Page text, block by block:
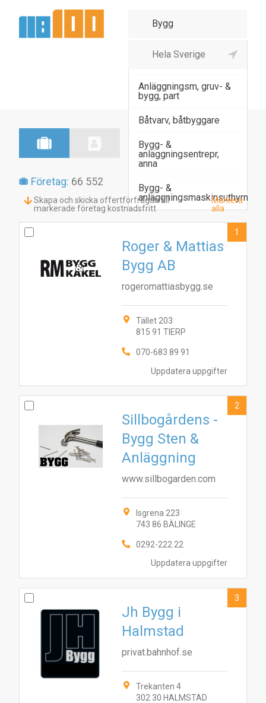
Agenturhandel virke,
Anläggningsm, gruv- &
bygg, part
Båtvarv, båtbyggare
Bygg- &
anläggningsentrepr,
anna
Bygg- &
anläggningsmaskinsuthyrn
Företag: 66 552
Skapa och skicka offertförfrågan till
markerade företag kostnadsfritt
Markera
alla
Uppdatera uppgifter
Roger & Mattias
Bygg AB
rogeromattiasbygg.se
Tället 203
815 91 TIERP
070-683 89 91
1
Uppdatera uppgifter
Sillbogårdens -
Bygg Sten &
Anläggning
www.sillbogarden.com
Isgrena 223
743 86 BÄLINGE
0292-222 22
2
Jh Bygg i
Halmstad
privat.bahnhof.se
Trekanten 4
302 30 HALMSTAD
3